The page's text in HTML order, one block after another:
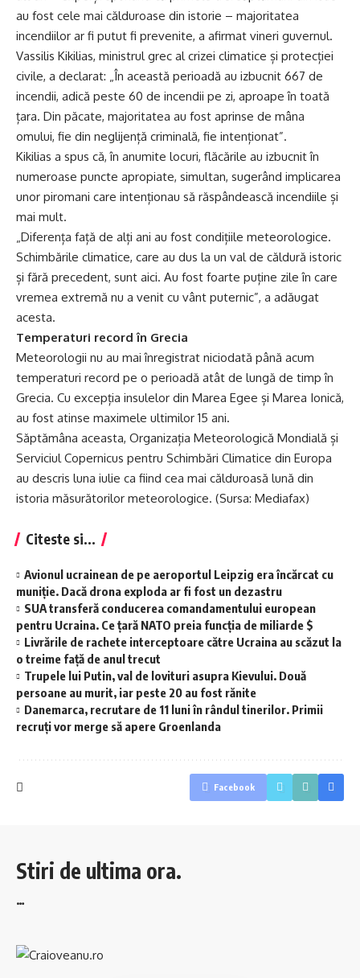
au fost cele mai călduroase din istorie – majoritatea
incendiilor ar fi putut fi prevenite, a afirmat vineri guvernul.
Vassilis Kikilias, ministrul grec al crizei climatice și protecției
civile, a declarat: „În această perioadă au izbucnit 667 de
incendii, adică peste 60 de incendii pe zi, aproape în toată
țara. Din păcate, majoritatea au fost aprinse de mâna
omului, fie din neglijență criminală, fie intenționat”.
Kikilias a spus că, în anumite locuri, flăcările au izbucnit în
numeroase puncte apropiate, simultan, sugerând implicarea
unor piromani care intenționau să răspândească incendiile și
mai mult.
„Diferența față de alți ani au fost condițiile meteorologice.
Schimbările climatice, care au dus la un val de căldură istoric
și fără precedent, sunt aici. Au fost foarte puține zile în care
vremea extremă nu a venit cu vânt puternic”, a adăugat
acesta.
Temperaturi record în Grecia
Meteorologii nu au mai înregistrat niciodată până acum
temperaturi record pe o perioadă atât de lungă de timp în
Grecia. Cu excepția insulelor din Marea Egee și Marea Ionică,
au fost atinse maximele ultimilor 15 ani.
Săptămâna aceasta, Organizația Meteorologică Mondială și
Serviciul Copernicus pentru Schimbări Climatice din Europa
au descris luna iulie ca fiind cea mai călduroasă lună din
istoria măsurătorilor meteorologice. (Sursa: Mediafax)
Citeste si...
Avionul ucrainean de pe aeroportul Leipzig era încărcat cu
muniție. Dacă drona exploda ar fi fost un dezastru
SUA transferă conducerea comandamentului european
pentru Ucraina. Ce țară NATO preia funcția de miliarde $
Livrările de rachete interceptoare către Ucraina au scăzut la
o treime față de anul trecut
Trupele lui Putin, val de lovituri asupra Kievului. Două
persoane au murit, iar peste 20 au fost rănite
Danemarca, recrutare de 11 luni în rândul tinerilor. Primii
recruți vor merge să apere Groenlanda
Facebook
Stiri de ultima ora.
…